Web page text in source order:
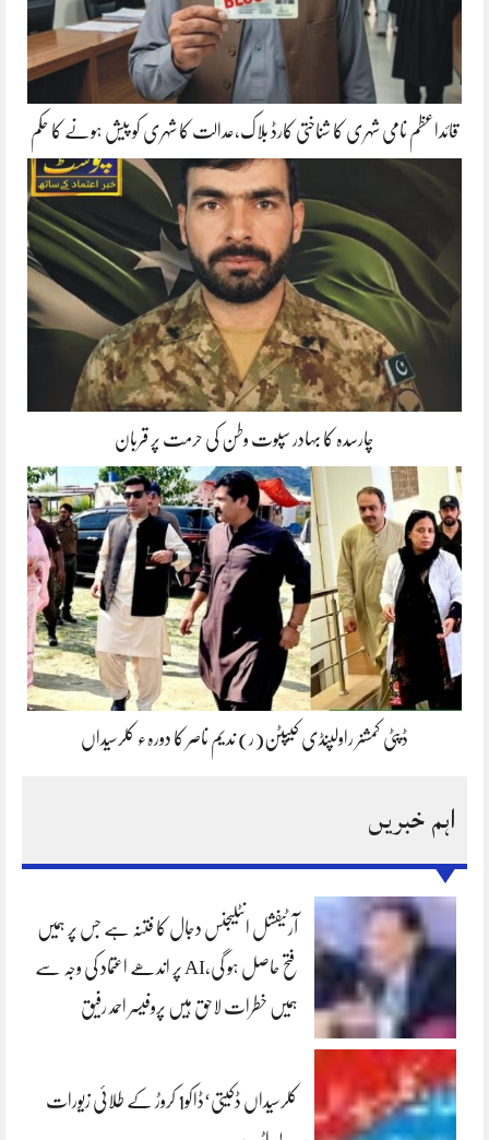
قائداعظم نامی شہری کا شناختی کارڈ بلاک،عدالت کا شہری کو پیش ہونے کا حکم
چارسدہ کا بہادر سپوت وطن کی حرمت پر قربان
ڈپٹی کمشنر راولپنڈی کیپٹن(ر) ندیم ناصر کا دورہء کلرسیداں
اہم خبریں
آرٹیفشل انٹلیجنس دجال کا فتنہ ہے جس پر ہمیں
فتح حاصل ہو گی،AI پر اندھے اعتماد کی وجہ سے
ہمیں خطرات لاحق ہیں پروفیسر احمد رفیق
کلرسیداں ڈکیتی‘ڈاکو1 کروڑ کے طلائی زیورات